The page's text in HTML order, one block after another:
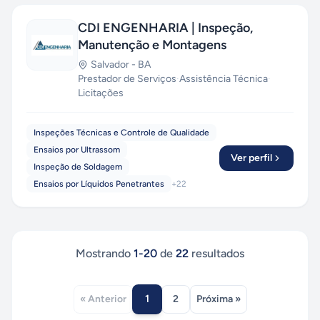
CDI ENGENHARIA | Inspeção,
Manutenção e Montagens
Salvador - BA
Prestador de Serviços·Assistência Técnica·
Licitações
Inspeções Técnicas e Controle de Qualidade
Ensaios por Ultrassom
Inspeção de Soldagem
Ensaios por Líquidos Penetrantes
+22
Ver perfil
Mostrando 1-20 de 22 resultados
« Anterior 1 2 Próxima »